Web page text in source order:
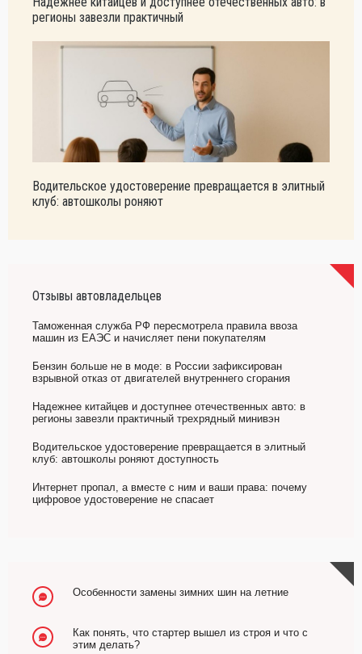
регионы завезли практичный
Водительское удостоверение превращается в элитный
клуб: автошколы роняют
Отзывы автовладельцев
Таможенная служба РФ пересмотрела правила ввоза
машин из ЕАЭС и начисляет пени покупателям
Бензин больше не в моде: в России зафиксирован
взрывной отказ от двигателей внутреннего сгорания
Надежнее китайцев и доступнее отечественных авто: в
регионы завезли практичный трехрядный минивэн
Водительское удостоверение превращается в элитный
клуб: автошколы роняют доступность
Интернет пропал, а вместе с ним и ваши права: почему
цифровое удостоверение не спасает
Особенности замены зимних шин на летние
Как понять, что стартер вышел из строя и что с
этим делать?